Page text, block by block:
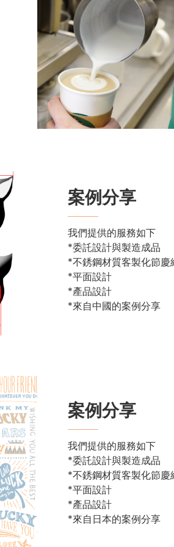
案例分享
我們提供的服務如下
*委託設計與製造成品
*不銹鋼材質客製化節慶
*平面設計
*產品設計
*來自中國的案例分享
案例分享
我們提供的服務如下
*委託設計與製造成品
*不銹鋼材質客製化節慶
*平面設計
*產品設計
*來自日本的案例分享